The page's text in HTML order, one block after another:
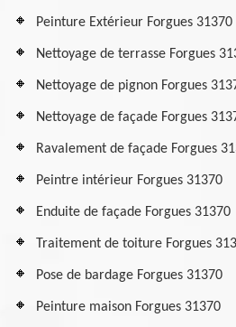
Peinture Extérieur Forgues 31370
Nettoyage de terrasse Forgues
Nettoyage de pignon Forgues
Nettoyage de façade Forgues
Ravalement de façade Forgues
Peintre intérieur Forgues 31370
Enduite de façade Forgues 31370
Traitement de toiture Forgues
Pose de bardage Forgues 31370
Peinture maison Forgues 31370